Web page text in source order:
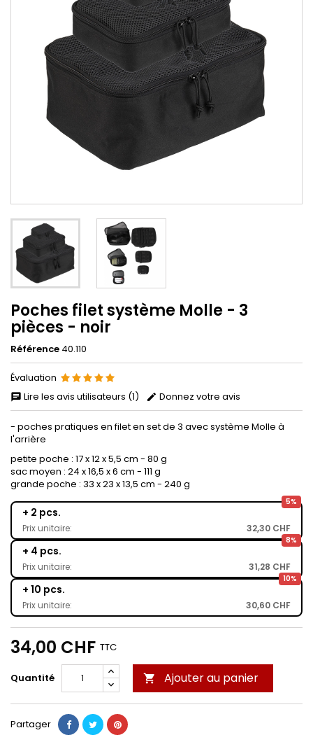
Poches filet système Molle - 3
pièces - noir
Référence 40.110
Évaluation
Lire les avis utilisateurs (1)
Donnez votre avis
- poches pratiques en filet en set de 3 avec système Molle à
l'arrière
petite poche : 17 x 12 x 5,5 cm - 80 g
sac moyen : 24 x 16,5 x 6 cm - 111 g
grande poche : 33 x 23 x 13,5 cm - 240 g
5%
+ 2 pcs.
Prix unitaire: 32,30 CHF
8%
+ 4 pcs.
Prix unitaire: 31,28 CHF
10%
+ 10 pcs.
Prix unitaire: 30,60 CHF
34,00 CHF TTC
Quantité  Ajouter au panier
Partager